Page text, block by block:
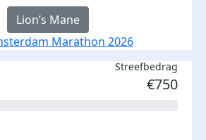
Lion’s Mane
Marathon 2026
Streefbedrag
€750